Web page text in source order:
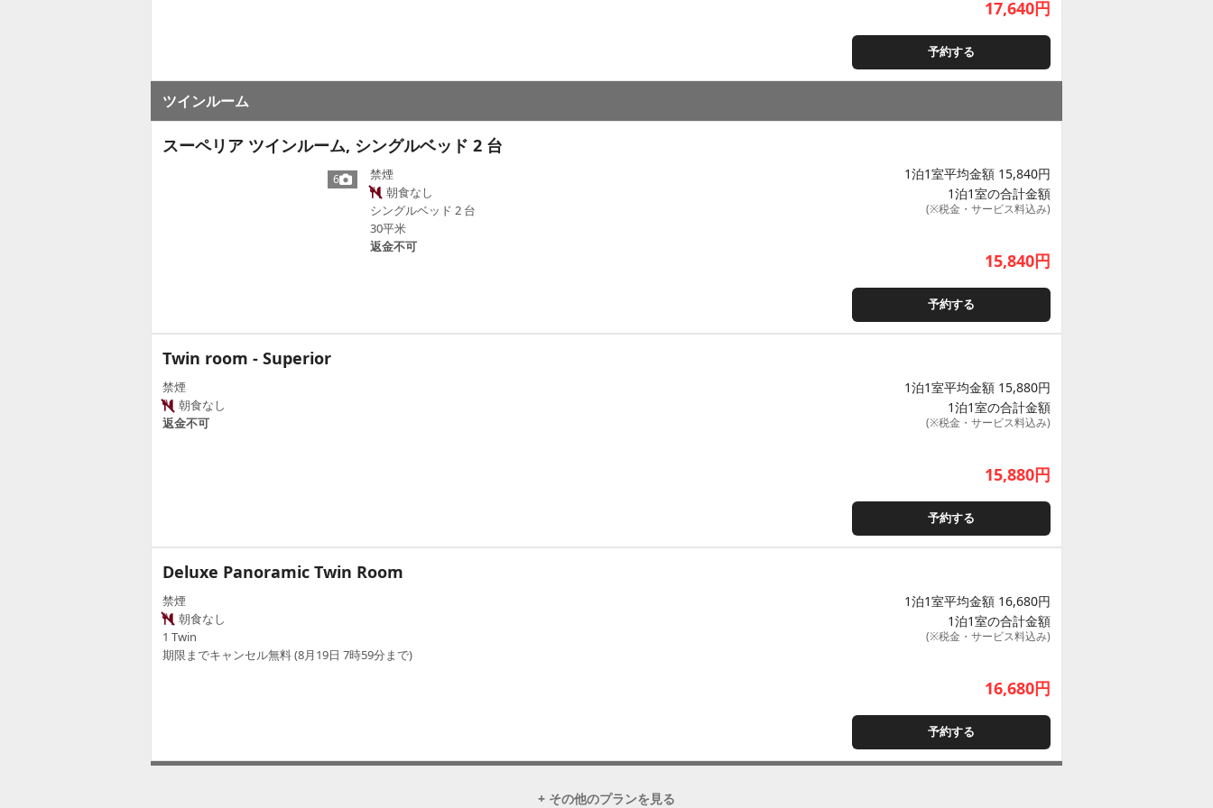
17,640円
予約する
ツインルーム
スーペリア ツインルーム, シングルベッド 2 台
6
禁煙
朝食なし
シングルベッド 2 台
30平米
返金不可
1泊1室平均金額 15,840円
1泊1室の合計金額
(※税金・サービス料込み)
15,840円
予約する
Twin room - Superior
禁煙
朝食なし
返金不可
1泊1室平均金額 15,880円
1泊1室の合計金額
(※税金・サービス料込み)
15,880円
予約する
Deluxe Panoramic Twin Room
禁煙
朝食なし
1 Twin
期限までキャンセル無料 (8月19日 7時59分まで)
1泊1室平均金額 16,680円
1泊1室の合計金額
(※税金・サービス料込み)
16,680円
予約する
+ その他のプランを見る